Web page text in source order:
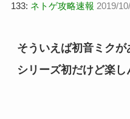
133: ネトゲ攻略速報 2019/
そういえば初音ミク
シリーズ初だけど楽